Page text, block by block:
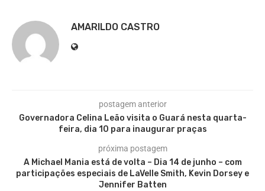
AMARILDO CASTRO
postagem anterior
Governadora Celina Leão visita o Guará nesta quarta-
feira, dia 10 para inaugurar praças
próxima postagem
A Michael Mania está de volta – Dia 14 de junho – com
participações especiais de LaVelle Smith, Kevin Dorsey e
Jennifer Batten